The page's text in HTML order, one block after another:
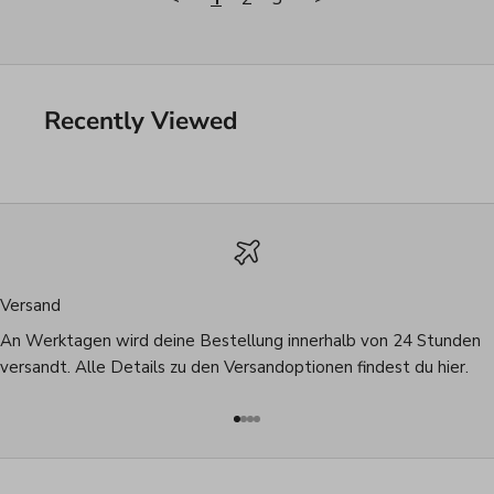
Recently Viewed
Versand
An Werktagen wird deine Bestellung innerhalb von 24 Stunden
versandt. Alle Details zu den Versandoptionen findest du hier.
Gehe zu Element 1
Gehe zu Element 2
Gehe zu Element 3
Gehe zu Element 4